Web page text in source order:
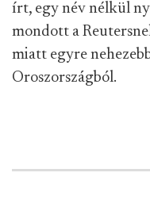
írt, egy név nélkül
mondott a
miatt egyre
Oroszországból.